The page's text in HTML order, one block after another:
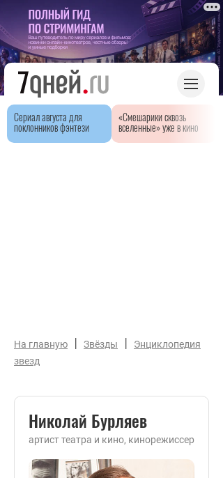
Сериал августа для
поклонников фэнтези
«Смешарики сквозь
вселенные» уже в кино
На главную | Звёзды |
Энциклопедия
звезд
Николай Бурляев
артист театра и кино, кинорежиссер